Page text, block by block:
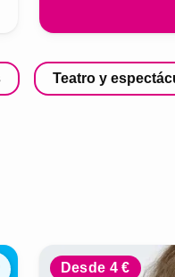
Teatro y
Desde 4 €